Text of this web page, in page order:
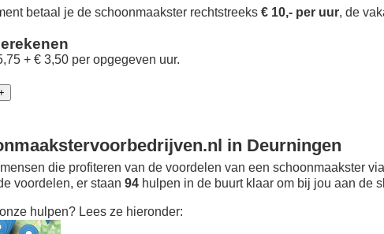
betaal je de schoonmaakster rechtstreeks € 10,- per uur, de
+ € 3,50 per opgegeven uur.
in Deurningen
mensen die profiteren van de voordelen van een schoonmaakster
voordelen, er staan 94 hulpen in de buurt klaar om bij jou aan de
hulpen? Lees ze hieronder: